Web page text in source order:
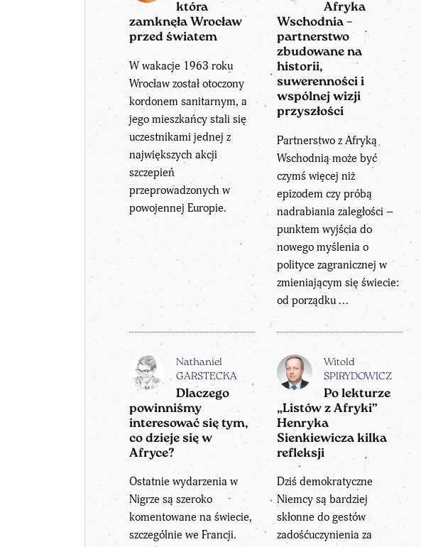
która
zamknęła Wrocław
przed światem
W wakacje 1963 roku
Wrocław został otoczony
kordonem sanitarnym, a
jego mieszkańcy stali się
uczestnikami jednej z
największych akcji
szczepień
przeprowadzonych w
powojennej Europie.
Afryka
Wschodnia –
partnerstwo
zbudowane na
historii,
suwerenności i
wspólnej wizji
przyszłości
Partnerstwo z Afryką
Wschodnią może być
czymś więcej niż
epizodem czy próbą
nadrabiania zaległości –
punktem wyjścia do
nowego myślenia o
polityce zagranicznej w
zmieniającym się świecie:
od porządku ...
Nathaniel
GARSTECKA
Dlaczego
powinniśmy
interesować się tym,
co dzieje się w
Afryce?
Ostatnie wydarzenia w
Nigrze są szeroko
komentowane na świecie,
szczególnie we Francji.
Witold
SPIRYDOWICZ
Po lekturze
„Listów z Afryki”
Henryka
Sienkiewicza kilka
refleksji
Dziś demokratyczne
Niemcy są bardziej
skłonne do gestów
zadośćuczynienia za